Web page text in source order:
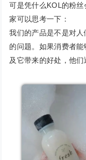
可是凭什么KOL的粉
家可以思考一下：
我们的产品是不是对
的问题。如果消费者
及它带来的好处，他们